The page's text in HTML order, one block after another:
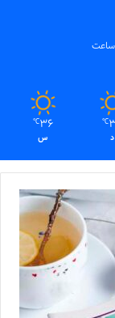
℃
د
36
℃
س